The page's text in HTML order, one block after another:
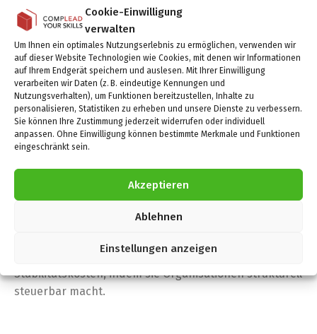
Cookie-Einwilligung
verwalten
Um Ihnen ein optimales Nutzungserlebnis zu ermöglichen, verwenden wir
auf dieser Website Technologien wie Cookies, mit denen wir Informationen
auf Ihrem Endgerät speichern und auslesen. Mit Ihrer Einwilligung
verarbeiten wir Daten (z. B. eindeutige Kennungen und
Nutzungsverhalten), um Funktionen bereitzustellen, Inhalte zu
personalisieren, Statistiken zu erheben und unsere Dienste zu verbessern.
Sie können Ihre Zustimmung jederzeit widerrufen oder individuell
anpassen. Ohne Einwilligung können bestimmte Merkmale und Funktionen
eingeschränkt sein.
Akzeptieren
Ablehnen
Einstellungen anzeigen
Stabilitätskosten.
Diese zeigen sich typischerweise durch:
verlängerte Entscheidungszyklen
steigende Abstimmungskosten
wachsende Führungsaufwände
Schlüsselpersonen
Systemische Führung reduziert diese
Stabilitätskosten, indem sie Organisationen strukturell
steuerbar macht.